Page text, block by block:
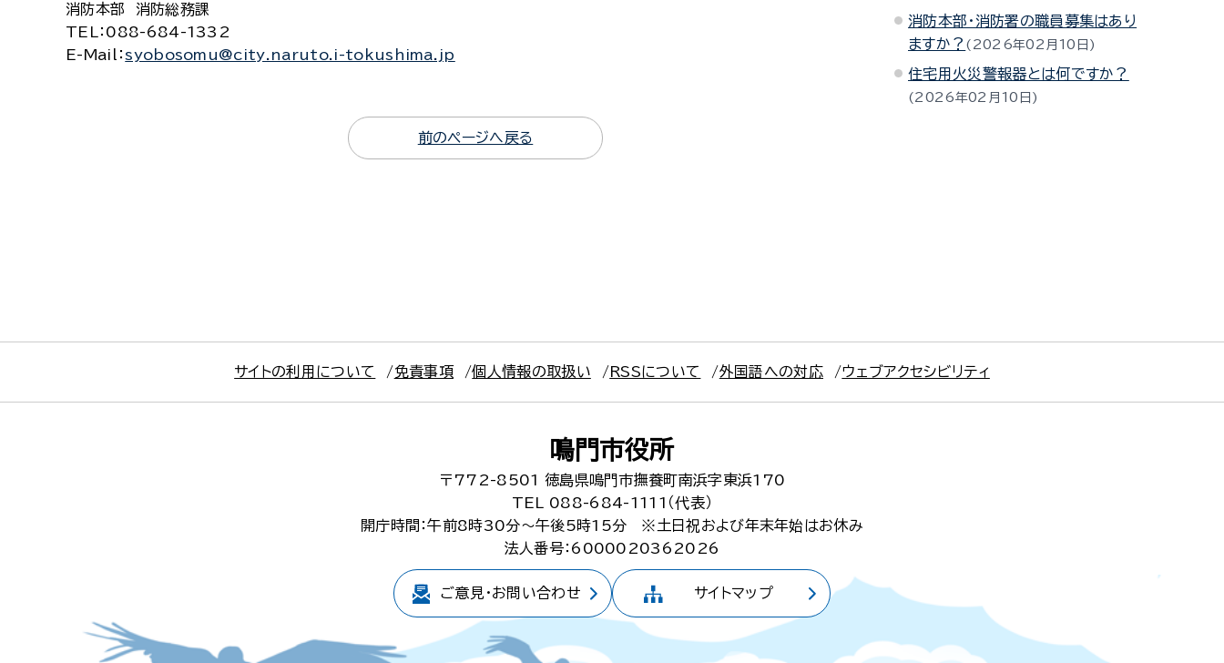
消防本部 消防総務課
TEL
：088-684-1332
E-Mail
： syobosomu@city.naruto.i-tokushima.jp
前のページへ戻る
消防本部・消防署の職員募集はあり
ますか？
2026年02月10日
住宅用火災警報器とは何ですか？
2026年02月10日
サイトの利用について 免責事項 個人情報の取扱い RSSについて 外国語への対応 ウェブアクセシビリティ
鳴門市役所
〒772-8501
徳島県鳴門市撫養町南浜字東浜170
TEL 088-684-1111（代表）
開庁時間：午前8時30分～午後5時15分
※土日祝および年末年始はお休み
法人番号：6000020362026
ご意見・お問い合わせ サイトマップ